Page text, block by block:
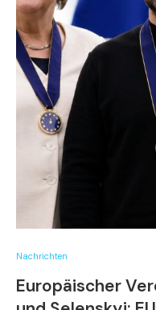
Nachrichten
Europäischer